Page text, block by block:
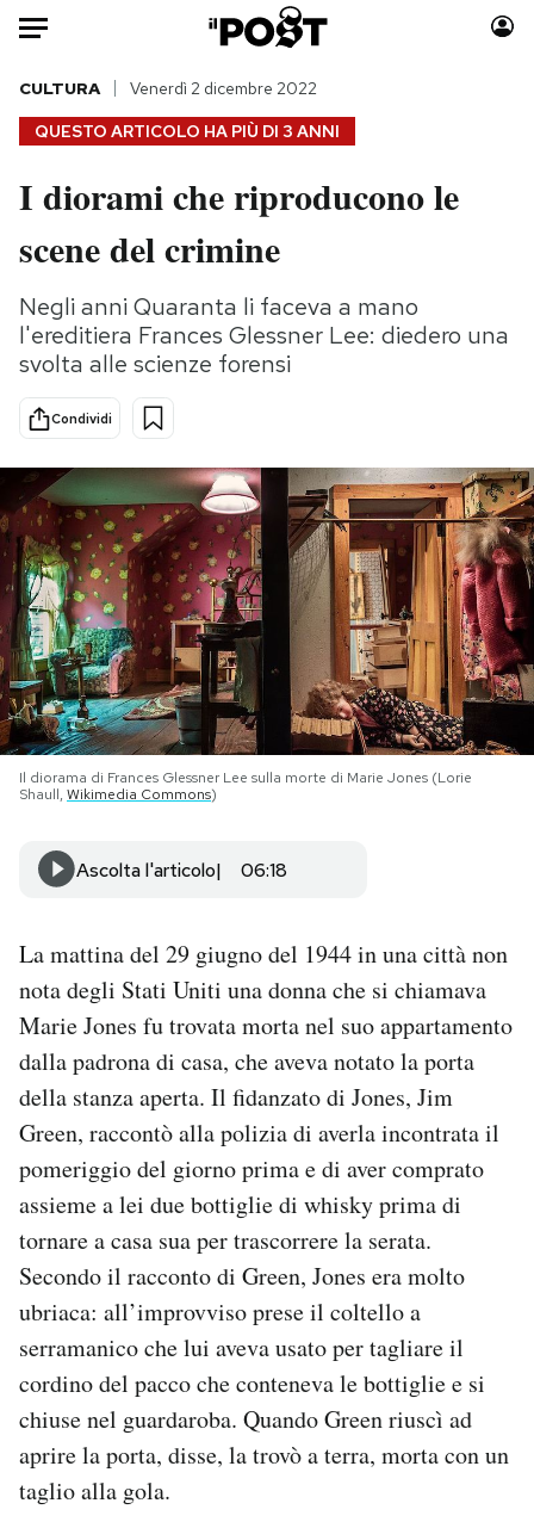
Auto
HOME
Italia
Politica
Tecnologia
Internet
Scienza
Cultura
Economia
Sport
Moda
Storie/Idee
Ok Boomer!
Mondiali calcio 2026
PODCAST
NEWSLETTER
I MIEI PREFERITI
AREA PERSONALE
Area Personale
Newsletter
Notifiche mobile
Hai bisogno di aiuto?
Esci
QUESTO ARTICOLO HA PIÙ DI 3 ANNI
CULTURA Venerdì 2 dicembre 2022
I diorami che riproducono le
scene del crimine
Negli anni Quaranta li faceva a mano
l'ereditiera Frances Glessner Lee: diedero una
svolta alle scienze forensi
Condividi
Il diorama di Frances Glessner Lee sulla morte di Marie Jones (Lorie
Shaull, Wikimedia Commons)
Ascolta l'articolo 06:18
La mattina del 29 giugno del 1944 in una città non
nota degli Stati Uniti una donna che si chiamava
Marie Jones fu trovata morta nel suo appartamento
dalla padrona di casa, che aveva notato la porta
della stanza aperta. Il fidanzato di Jones, Jim
Green, raccontò alla polizia di averla incontrata il
pomeriggio del giorno prima e di aver comprato
assieme a lei due bottiglie di whisky prima di
tornare a casa sua per trascorrere la serata.
Secondo il racconto di Green, Jones era molto
ubriaca: all’improvviso prese il coltello a
serramanico che lui aveva usato per tagliare il
cordino del pacco che conteneva le bottiglie e si
chiuse nel guardaroba. Quando Green riuscì ad
aprire la porta, disse, la trovò a terra, morta con un
taglio alla gola.